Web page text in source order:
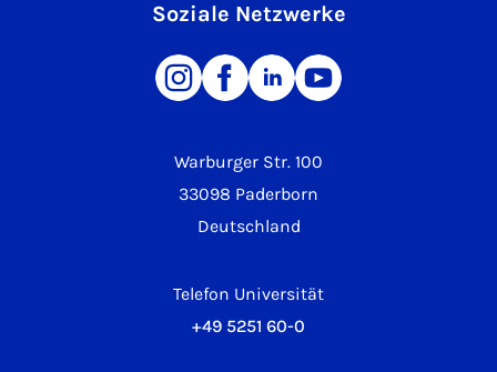
Warburger Str. 100
33098 Paderborn
Deutschland
Telefon Universität
+49 5251 60-0
Soziale Netzwerke